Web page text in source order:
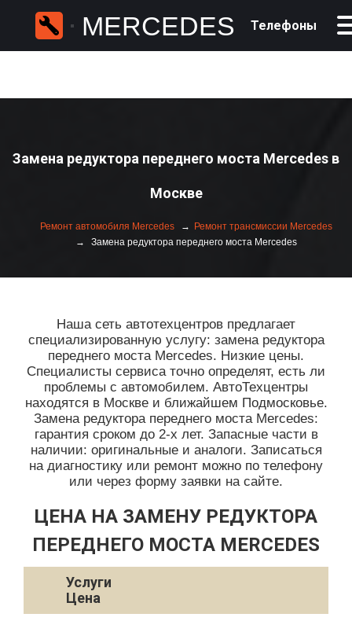
MERCEDES Телефоны
Замена редуктора переднего моста Mercedes в
Москве
Ремонт автомобиля Mercedes
Ремонт трансмиссии Mercedes
Замена редуктора переднего моста Mercedes
Наша сеть автотехцентров предлагает
специализированную услугу: замена редуктора
переднего моста Mercedes. Низкие цены.
Специалисты сервиса точно определят, есть ли
проблемы с автомобилем. АвтоТехцентры
находятся в Москве и ближайшем Подмосковье.
Замена редуктора переднего моста Mercedes:
гарантия сроком до 2-х лет. Запасные части в
наличии: оригинальные и аналоги. Записаться
на диагностику или ремонт можно по телефону
или через форму заявки на сайте.
ЦЕНА НА ЗАМЕНУ РЕДУКТОРА
ПЕРЕДНЕГО МОСТА MERCEDES
Услуги
Цена